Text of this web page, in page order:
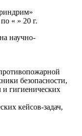
« » 20 г.
научно-
безопасности,
и гигиенических
кейсов-задач,